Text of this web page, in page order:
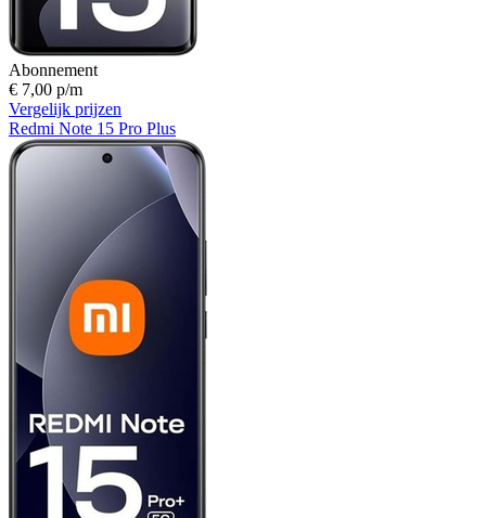
Abonnement
€ 7,00 p/m
Vergelijk prijzen
Redmi Note 15 Pro Plus